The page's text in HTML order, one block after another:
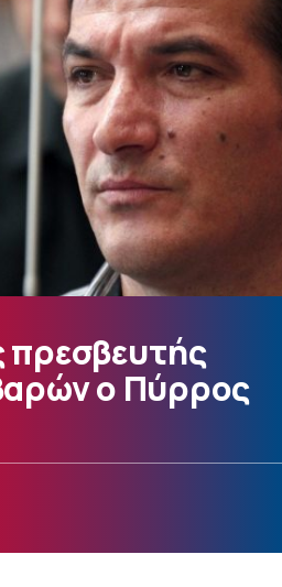
πρεσβευτής
ο Πύρρος